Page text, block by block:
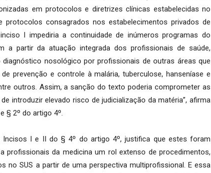
em protocolos e diretrizes clínicas estabelecidas no
consagrados nos estabelecimentos privados de
I impediria a continuidade de inúmeros programas do
a partir da atuação integrada dos profissionais de saúde,
nosológico por profissionais de outras áreas que
prevenção e controle à malária, tuberculose, hanseníase e
outros. Assim, a sanção do texto poderia comprometer as
introduzir elevado risco de judicialização da matéria”, afirma
§ 2º do artigo 4º.
I e II do § 4º do artigo 4º, justifica que estes foram
profissionais da medicina um rol extenso de procedimentos,
no SUS a partir de uma perspectiva multiprofissional. E essa